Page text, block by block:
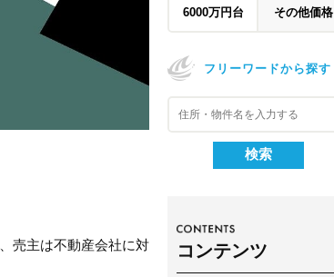
売主は不動産会社に対
6000万円台 その他価格
フリーワードから探す
コンテンツ